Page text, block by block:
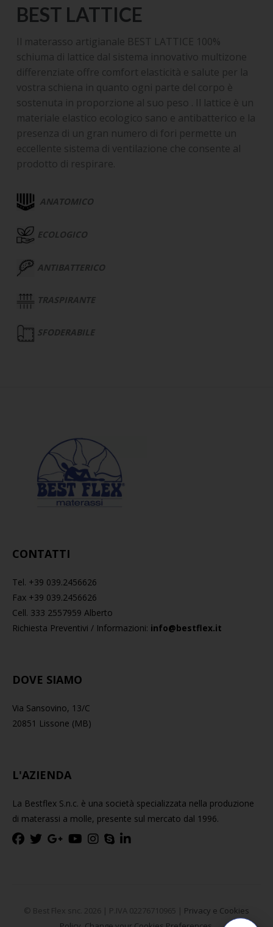
BEST LATTICE
Il materasso artigianale BEST LATTICE 100%
schiuma di lattice dal sistema innovativo multizone
differenziate offre comfort elasticità e salute per la
vostra schiena in quanto ogni parte del corpo è
sostenuta in proporzione al suo peso . Il lattice è un
materiale elastico ecologico sano e antibatterico e la
presenza di un gran numero di fori permette un
eccellente sistema di ventilazione che consente al
prodotto di respirare.
ANATOMICO
ECOLOGICO
ANTIBATTERICO
TRASPIRANTE
SFODERABILE
CONTATTI
Tel. +39 039.2456626
Fax +39 039.2456626
Cell. 333 2557959 Alberto
Richiesta Preventivi / Informazioni: info@bestflex.it
DOVE SIAMO
Via Sansovino, 13/C
20851 Lissone (MB)
L'AZIENDA
La Bestflex S.n.c. è una società specializzata nella produzione
di materassi a molle, presente sul mercato dal 1996.
© Best Flex snc. 2026 | P.IVA 02276710965 | Privacy e Cookies